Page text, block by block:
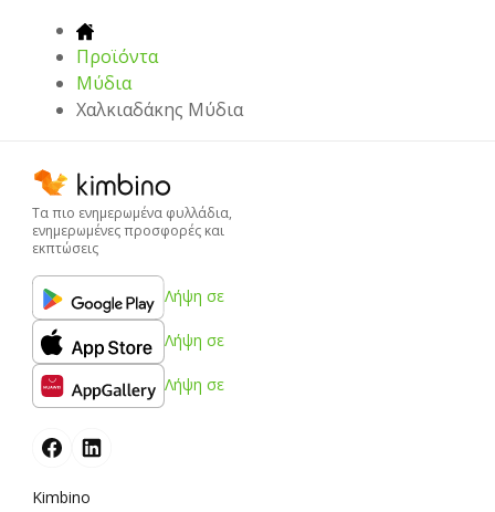
Προϊόντα
Μύδια
Χαλκιαδάκης Μύδια
Τα πιο ενημερωμένα φυλλάδια,
ενημερωμένες προσφορές και
εκπτώσεις
Λήψη σε
Λήψη σε
Λήψη σε
Kimbino